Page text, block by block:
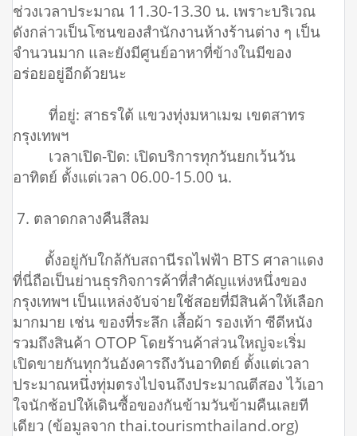
ช่วงเวลาประมาณ 11.30-13.30 น. เพราะบริเวณ
ดังกล่าวเป็นโซนของสำนักงานห้างร้านต่าง ๆ เป็น
จำนวนมาก และยังมีศูนย์อาหาที่ข้างในมีของ
อร่อยอยู่อีกด้วยนะ
ที่อยู่: สาธรใต้ แขวงทุ่งมหาเมฆ เขตสาทร
กรุงเทพฯ
เวลาเปิด-ปิด: เปิดบริการทุกวันยกเว้นวัน
อาทิตย์ ตั้งแต่เวลา 06.00-15.00 น.
7. ตลาดกลางคืนสีลม
ตั้งอยู่กับใกล้กับสถานีรถไฟฟ้า BTS ศาลาแดง
ที่นี่ถือเป็นย่านธุรกิจการค้าที่สำคัญแห่งหนึ่งของ
กรุงเทพฯ เป็นแหล่งจับจ่ายใช้สอยที่มีสินค้าให้เลือก
มากมาย เช่น ของที่ระลึก เสื้อผ้า รองเท้า ซีดีหนัง
รวมถึงสินค้า OTOP โดยร้านค้าส่วนใหญ่จะเริ่ม
เปิดขายกันทุกวันอังคารถึงวันอาทิตย์ ตั้งแต่เวลา
ประมาณหนึ่งทุ่มตรงไปจนถึงประมาณตีสอง ไว้เอา
ใจนักช้อปให้เดินซื้อของกันข้ามวันข้ามคืนเลยที
เดียว (ข้อมูลจาก thai.tourismthailand.org)